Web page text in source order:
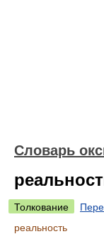
Словарь
Толкование
реальность